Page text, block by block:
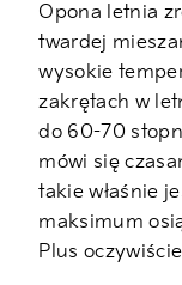
Opona letnia
twardej
wysokie
zakrętach w
do 60-70
mówi się
takie właśnie
maksimum
Plus